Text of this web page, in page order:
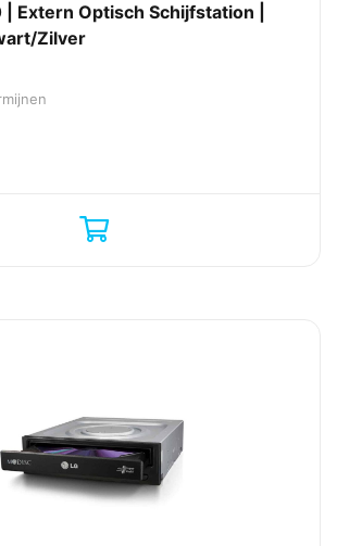
| Extern Optisch Schijfstation |
Zilver